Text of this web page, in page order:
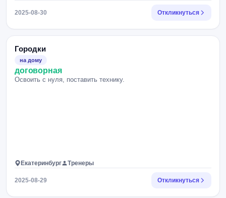
2025-08-30 Откликнуться
Городки
на дому
договорная
Освоить с нуля, поставить технику.
Екатеринбург Тренеры
2025-08-29 Откликнуться